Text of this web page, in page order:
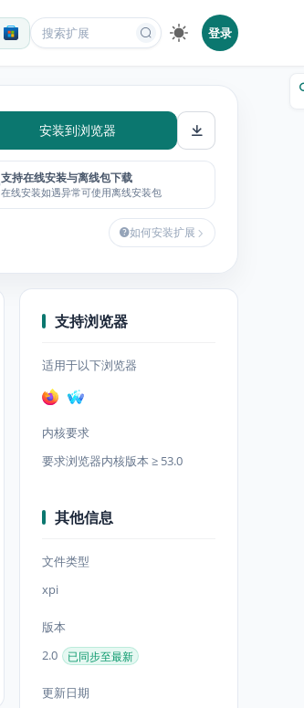
登录
安装到浏览器
支持在线安装与离线包下载
在线安装如遇异常可使用离线安装包
如何安装扩展
支持浏览器
适用于以下浏览器
内核要求
要求浏览器内核版本 ≥ 53.0
其他信息
文件类型
xpi
版本
2.0
已同步至最新
更新日期